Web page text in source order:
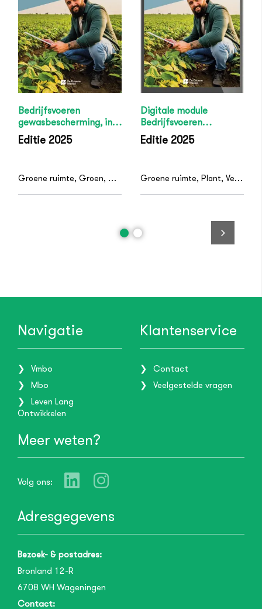
Bedrijfsvoeren
gewasbescherming, incl.
digitale module
Editie 2025
Groene ruimte, Groen, Grond & Groene Infra, Veehouderij, Plant, Gewasbescherming
Digitale module
Bedrijfsvoeren
gewasbescherming
Editie 2025
Groene ruimte, Plant, Veehouderij, Groen, Grond & Groene Infra, Gewasbescherming
Navigatie
Vmbo
Mbo
Leven Lang
Ontwikkelen
Klantenservice
Contact
Veelgestelde vragen
Meer weten?
Volg ons:
Adresgegevens
Bezoek- & postadres:
Bronland 12-R
6708 WH Wageningen
Contact: